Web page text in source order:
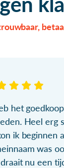
het
Heel erg
ik beginnen
was
nu een